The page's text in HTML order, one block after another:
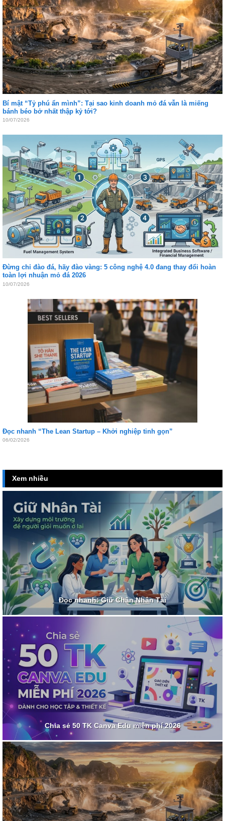
Bí mật “Tỷ phú ẩn mình”: Tại sao kinh doanh mỏ đá vẫn là miếng
bánh béo bở nhất thập kỷ tới?
10/07/2026
Đừng chỉ đào đá, hãy đào vàng: 5 công nghệ 4.0 đang thay đổi hoàn
toàn lợi nhuận mỏ đá 2026
10/07/2026
Đọc nhanh “The Lean Startup – Khởi nghiệp tinh gọn”
06/02/2026
Xem nhiều
Đọc nhanh: Giữ Chân Nhân Tài
Chia sẻ 50 TK Canva Edu miễn phí 2026